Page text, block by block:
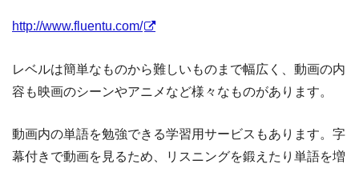
http://www.fluentu.com/
レベルは簡単なものから難しいものまで幅広く、動画の内
容も映画のシーンやアニメなど様々なものがあります。
動画内の単語を勉強できる学習用サービスもあります。字
幕付きで動画を見るため、リスニングを鍛えたり単語を増